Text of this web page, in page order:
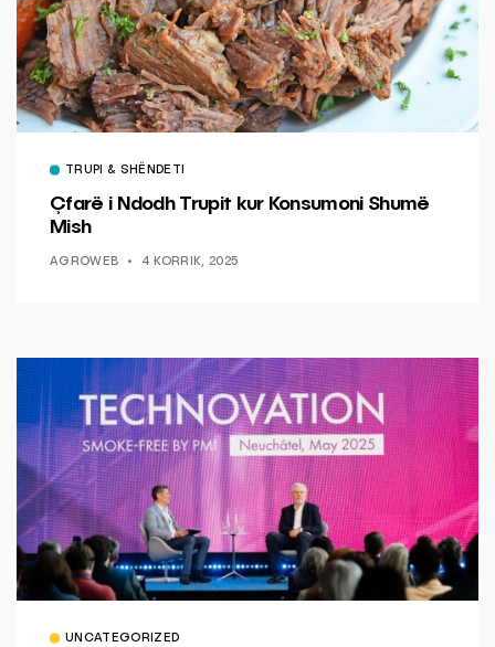
TRUPI & SHËNDETI
Çfarë i Ndodh Trupit kur Konsumoni Shumë
Mish
AGROWEB 4 KORRIK, 2025
UNCATEGORIZED